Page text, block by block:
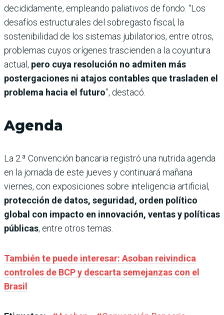
decididamente, empleando paliativos de fondo. “Los
desafíos estructurales del sobregasto fiscal, la
sostenibilidad de los sistemas jubilatorios, entre otros,
problemas cuyos orígenes trascienden a la coyuntura
actual, pero cuya resolución no admiten más
postergaciones ni atajos contables que trasladen el
problema hacia el futuro”, destacó.
Agenda
La 2.ª Convención bancaria registró una nutrida agenda
en la jornada de este jueves y continuará mañana
viernes, con exposiciones sobre inteligencia artificial,
protección de datos, seguridad, orden político
global con impacto en innovación, ventas y políticas
públicas, entre otros temas.
También te puede interesar: Asoban reivindica
controles de BCP y descarta semejanzas con el
Brasil